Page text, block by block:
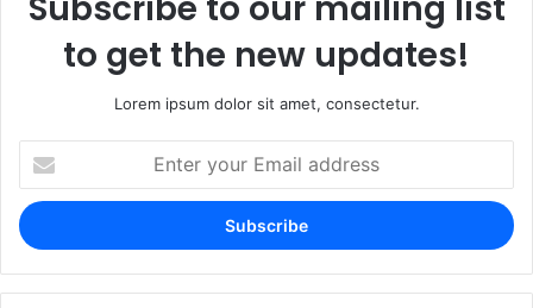
to get the new updates!
Lorem ipsum dolor sit amet, consectetur.